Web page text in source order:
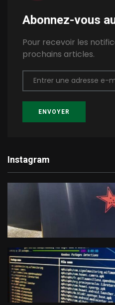
Abonnez-vous
Pour recevoir les
prochains articles.
Entrer une adresse e-
ENVOYER
Instagram